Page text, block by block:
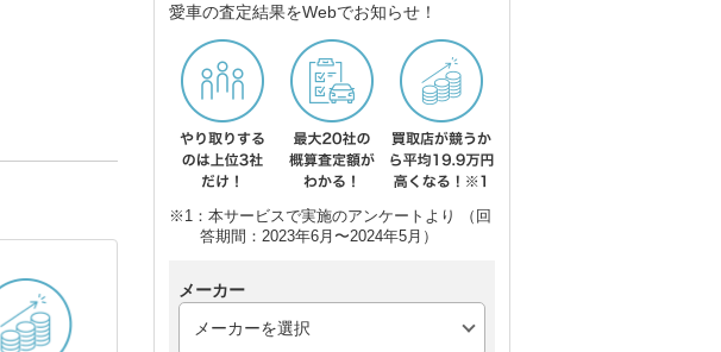
愛車の査定結果をWebでお知らせ！
※1：本サービスで実施のアンケートより （回
答期間：2023年6月〜2024年5月）
メーカー